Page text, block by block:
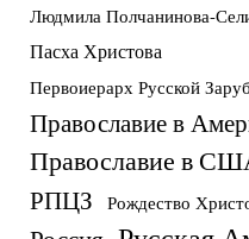
Людмила Полчанинова-
Пасха Христова
Первоиерарх Русской
Православие в
Православие в
РПЦЗ Рождество